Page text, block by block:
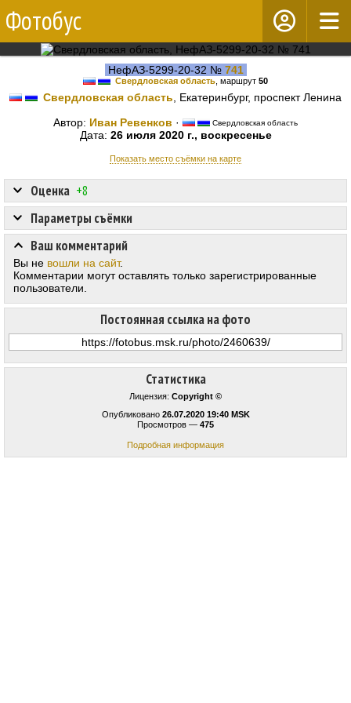
Фотобус
НефАЗ-5299-20-32 № 741
Свердловская область , маршрут 50
Свердловская область , Екатеринбург, проспект Ленина
Автор: Иван Ревенков · Свердловская область
Дата: 26 июля 2020 г., воскресенье
Показать место съёмки на карте
Статистика
Лицензия: Copyright ©
Опубликовано 26.07.2020 19:40 MSK
Просмотров — 475
Подробная информация
Оценка +8
Постоянная ссылка на фото
Параметры съёмки
Ваш комментарий
Вы не вошли на сайт.
Комментарии могут оставлять только зарегистрированные
пользователи.